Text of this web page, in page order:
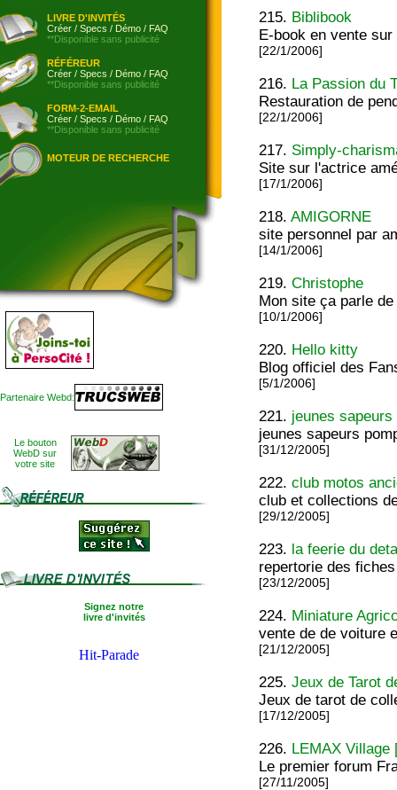
LIVRE D'INVITÉS
Créer / Specs / Démo / FAQ
**Disponible sans publicité
RÉFÉREUR
Créer / Specs / Démo / FAQ
**Disponible sans publicité
FORM-2-EMAIL
Créer / Specs / Démo / FAQ
**Disponible sans publicité
MOTEUR DE RECHERCHE
Partenaire Webd:
Le bouton
WebD sur
votre site
Signez notre
livre d'invités
215. Biblibook
E-book en vente
[22/1/2006]
216. La Passion du
Restauration de
[22/1/2006]
217. Simply-
Site sur l'actrice
[17/1/2006]
218.AMIGORNE
site personnel par
[14/1/2006]
219.Christophe
Mon site ça parle
[10/1/2006]
220. Hello kitty
Blog officiel des
[5/1/2006]
221. jeunes
jeunes sapeurs
[31/12/2005]
222.club motos
club et collections
[29/12/2005]
223. la feerie du
repertorie des
[23/12/2005]
224. Miniature
vente de de voiture
[21/12/2005]
225.Jeux de Tarot
Jeux de tarot de
[17/12/2005]
226. LEMAX Village
Le premier forum
[27/11/2005]